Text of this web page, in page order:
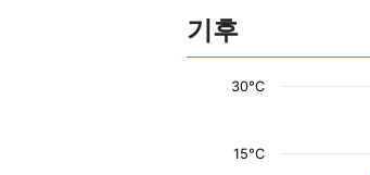
기후
15°C
30°C